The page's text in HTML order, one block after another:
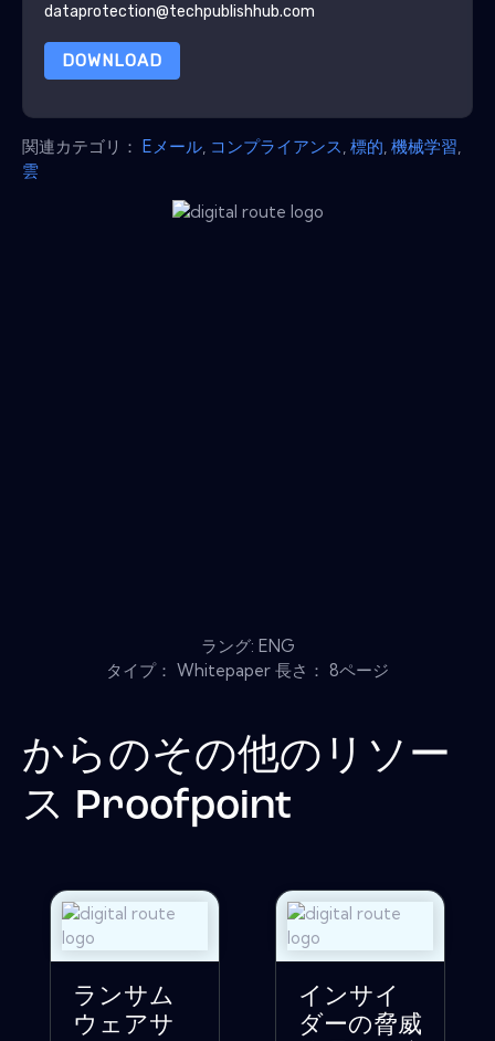
dataprotection@techpublishhub.com
DOWNLOAD
関連カテゴリ： Eメール コンプライアンス 標的 機械学習
雲
ラング: ENG
タイプ： Whitepaper 長さ： 8ページ
からのその他のリソー
ス Proofpoint
ランサム
ウェアサ
インサイ
ダーの脅威